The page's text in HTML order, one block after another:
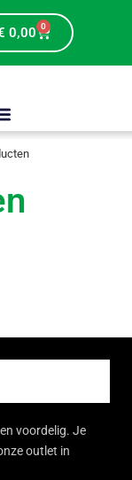
0,00 0
voordelig. Je
outlet in